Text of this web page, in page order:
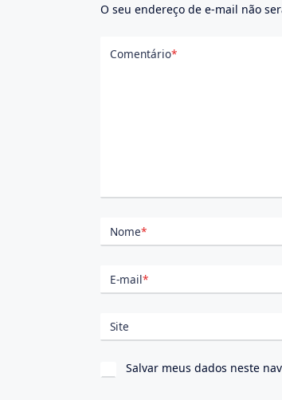
O seu endereço de e-mail não
Comentário*
Nome*
E-mail*
Site
Salvar meus dados neste